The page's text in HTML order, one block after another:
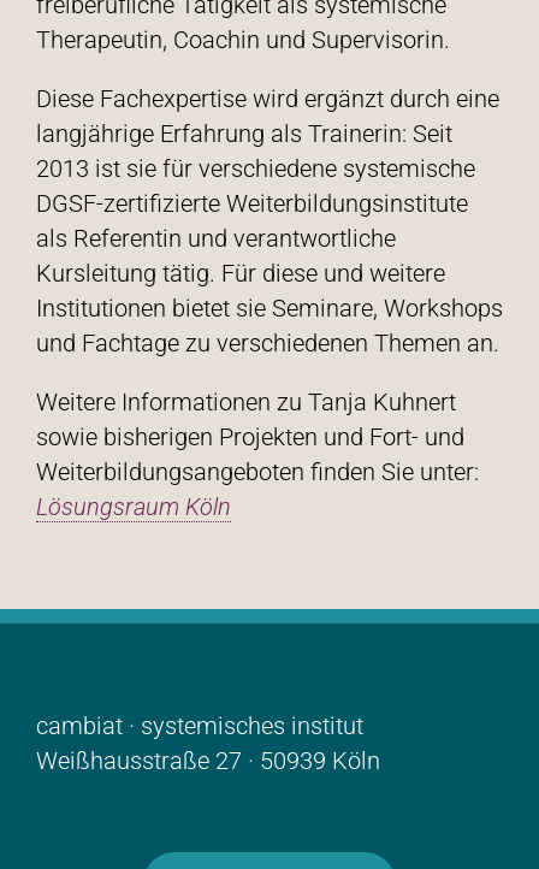
Therapeutin, Coachin und Supervisorin.
Diese Fachexpertise wird ergänzt durch eine
langjährige Erfahrung als Trainerin: Seit
2013 ist sie für verschiedene systemische
DGSF-zertifizierte Weiterbildungsinstitute
als Referentin und verantwortliche
Kursleitung tätig. Für diese und weitere
Institutionen bietet sie Seminare, Workshops
und Fachtage zu verschiedenen Themen an.
Weitere Informationen zu Tanja Kuhnert
sowie bisherigen Projekten und Fort- und
Weiterbildungsangeboten finden Sie unter:
Lösungsraum Köln
cambiat · systemisches institut
Weißhausstraße 27 · 50939 Köln